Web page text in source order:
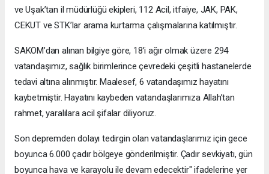
ve Uşak’tan il müdürlüğü ekipleri, 112 Acil, itfaiye, JAK, PAK,
CEKUT ve STK’lar arama kurtarma çalışmalarına katılmıştır.
SAKOM’dan alınan bilgiye göre, 18’i ağır olmak üzere 294
vatandaşımız, sağlık birimlerince çevredeki çeşitli hastanelerde
tedavi altına alınmıştır. Maalesef, 6 vatandaşımız hayatını
kaybetmiştir. Hayatını kaybeden vatandaşlarımıza Allah’tan
rahmet, yaralılara acil şifalar diliyoruz.
Son depremden dolayı tedirgin olan vatandaşlarımız için gece
boyunca 6.000 çadır bölgeye gönderilmiştir. Çadır sevkiyatı, gün
boyunca hava ve karayolu ile devam edecektir" ifadelerine yer